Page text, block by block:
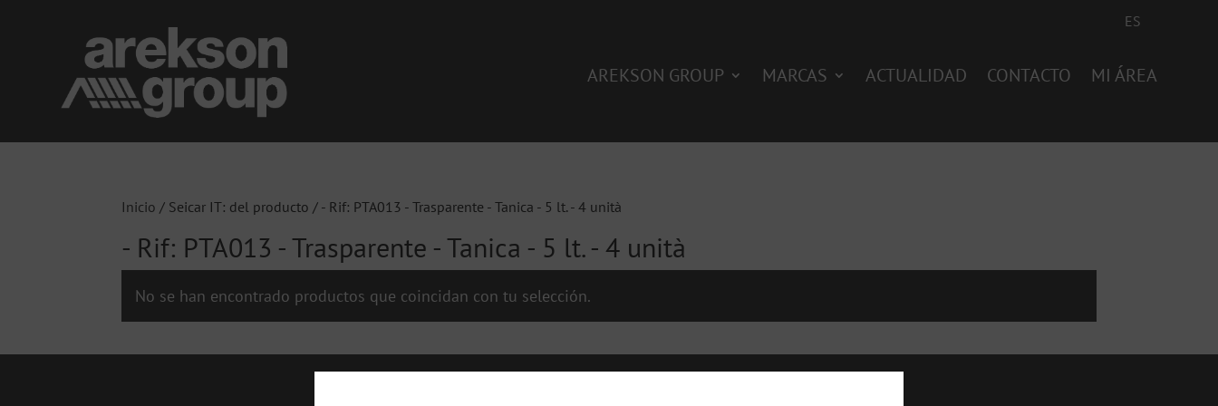
ES
AREKSON GROUP MARCAS ACTUALIDAD CONTACTO MI ÁREA
Inicio / Seicar IT: del producto / - Rif: PTA013 - Trasparente - Tanica - 5 lt. - 4 unità
- Rif: PTA013 - Trasparente - Tanica - 5 lt. - 4 unità
No se han encontrado productos que coincidan con tu selección.